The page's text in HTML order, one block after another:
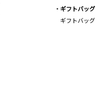
ギフトバッグ
ギフトバッグ